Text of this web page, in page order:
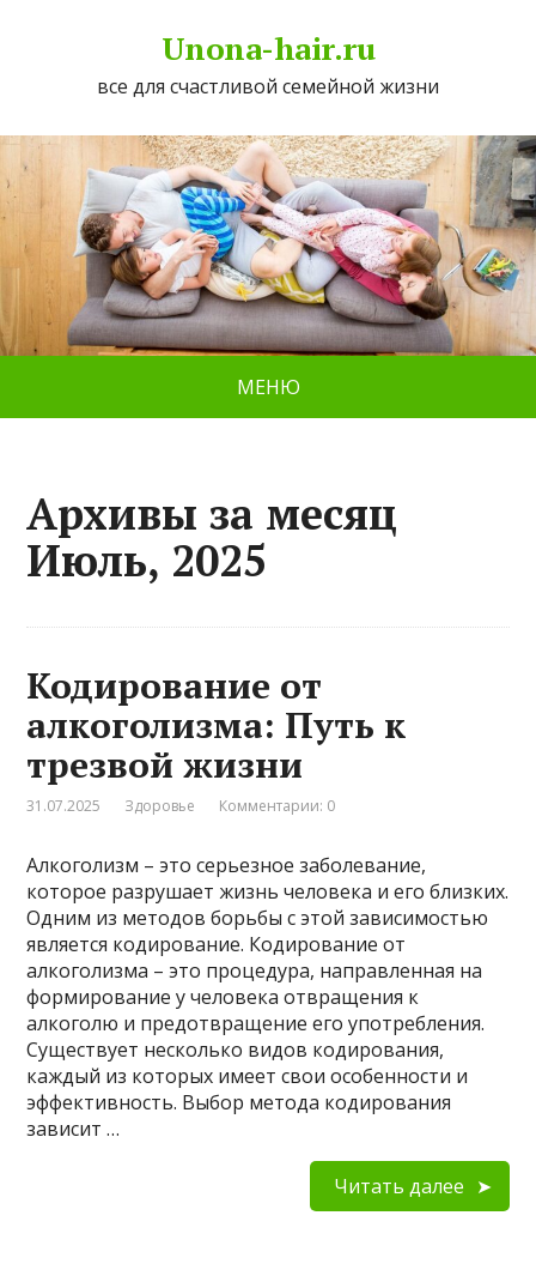
Unona-hair.ru
все для счастливой семейной жизни
МЕНЮ
Архивы за месяц
Июль, 2025
Кодирование от
алкоголизма: Путь к
трезвой жизни
31.07.2025 Здоровье Комментарии: 0
Алкоголизм – это серьезное заболевание,
которое разрушает жизнь человека и его близких.
Одним из методов борьбы с этой зависимостью
является кодирование. Кодирование от
алкоголизма – это процедура, направленная на
формирование у человека отвращения к
алкоголю и предотвращение его употребления.
Существует несколько видов кодирования,
каждый из которых имеет свои особенности и
эффективность. Выбор метода кодирования
зависит …
Читать далее